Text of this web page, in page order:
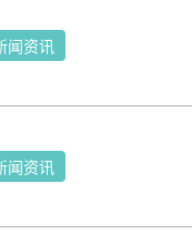
闻资讯
闻资讯